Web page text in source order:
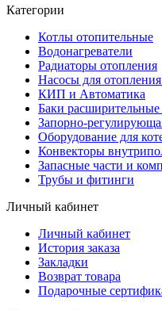
Категории
Котлы отопительные
Водонагреватели
Радиаторы отопления
Насосы для
КИП и Автоматика
Баки
Запорно-
Оборудование для
Конвекторы
Запасные части и
Трубы и фитинги
Личный кабинет
Личный кабинет
История заказа
Закладки
Возврат товара
Подарочные